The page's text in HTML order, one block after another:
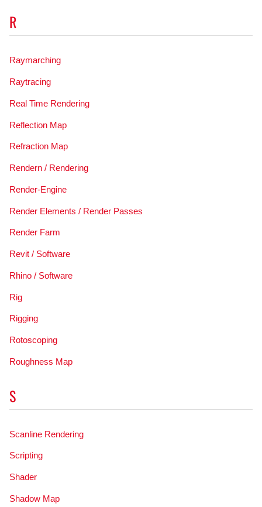
R
Raymarching
Raytracing
Real Time Rendering
Reflection Map
Refraction Map
Rendern / Rendering
Render-Engine
Render Elements / Render Passes
Render Farm
Revit / Software
Rhino / Software
Rig
Rigging
Rotoscoping
Roughness Map
S
Scanline Rendering
Scripting
Shader
Shadow Map